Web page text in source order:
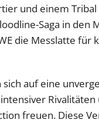
und einem
Saga in den
die Messlatte für
sich auf eine
Rivalitäten
freuen. Diese